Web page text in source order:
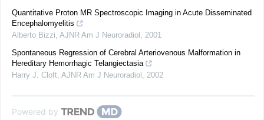
Quantitative Proton MR Spectroscopic Imaging in Acute Disseminated
Encephalomyelitis
Alberto Bizzi, AJNR Am J Neuroradiol , 2001
Spontaneous Regression of Cerebral Arteriovenous Malformation in
Hereditary Hemorrhagic Telangiectasia
Harry J. Cloft, AJNR Am J Neuroradiol , 2002
Powered by